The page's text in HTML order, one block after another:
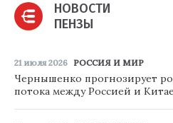
НОВОСТИ
ПЕНЗЫ
21 июля 2026 РОССИЯ И МИР
Чернышенко прогнозирует
потока между Россией и